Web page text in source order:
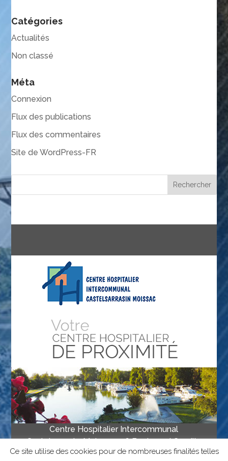
Catégories
Actualités
Non classé
Méta
Connexion
Flux des publications
Flux des commentaires
Site de WordPress-FR
Centre Hospitalier Intercommunal
Castelsarrasin-Moissac • 16 Boulevard Camille
Delthil, 82201 Moissac • Tél 05 63 04 67 00
Ce site utilise des cookies pour de nombreuses finalités telles